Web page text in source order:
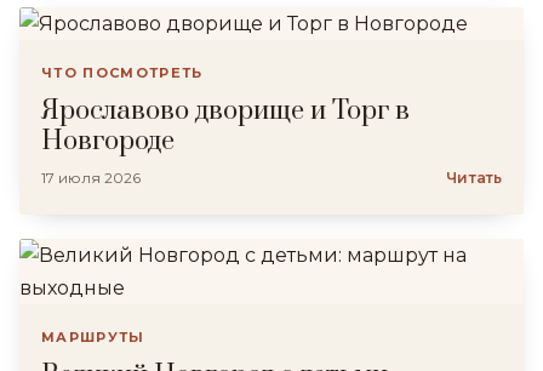
ЧТО ПОСМОТРЕТЬ
Ярославово дворище и Торг в
Новгороде
17 июля 2026 Читать
МАРШРУТЫ